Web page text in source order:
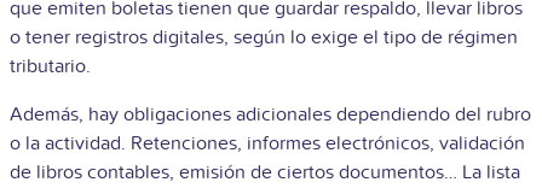
que emiten boletas tienen que guardar respaldo, llevar libros
o tener registros digitales, según lo exige el tipo de régimen
tributario.
Además, hay obligaciones adicionales dependiendo del rubro
o la actividad. Retenciones, informes electrónicos, validación
de libros contables, emisión de ciertos documentos… La lista